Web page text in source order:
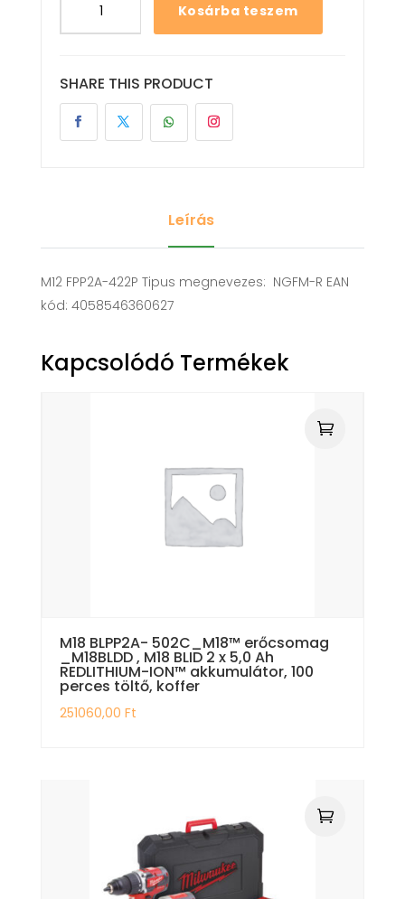
Kosárba teszem
SHARE THIS PRODUCT
Leírás
M12 FPP2A-422P Tipus megnevezes: NGFM-R EAN
kód: 4058546360627
Kapcsolódó Termékek
M18 BLPP2A- 502C_M18™ erőcsomag
_M18BLDD , M18 BLID 2 x 5,0 Ah
REDLITHIUM-ION™ akkumulátor, 100
perces töltő, koffer
251060,00 Ft